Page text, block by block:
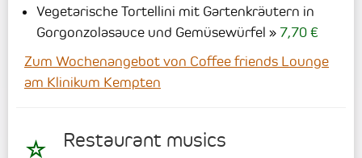
Vegetarische Tortellini mit Gartenkräutern in
Gorgonzolasauce und Gemüsewürfel
7,70 €
Zum Wochenangebot von Coffee friends Lounge
am Klinikum Kempten
Restaurant musics